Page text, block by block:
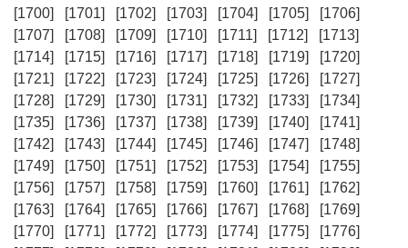
[1700]
[1701] [1702] [1703] [1704] [1705]
[1706]
[1707]
[1708] [1709] [1710] [1711] [1712]
[1713]
[1714]
[1715] [1716] [1717] [1718] [1719]
[1720]
[1721]
[1722] [1723] [1724] [1725] [1726]
[1727]
[1728]
[1729] [1730] [1731] [1732] [1733]
[1734]
[1735]
[1736] [1737] [1738] [1739] [1740]
[1741]
[1742]
[1743] [1744] [1745] [1746] [1747]
[1748]
[1749]
[1750] [1751] [1752] [1753] [1754]
[1755]
[1756]
[1757] [1758] [1759] [1760] [1761]
[1762]
[1763]
[1764] [1765] [1766] [1767] [1768]
[1769]
[1770]
[1771] [1772] [1773] [1774] [1775]
[1776]